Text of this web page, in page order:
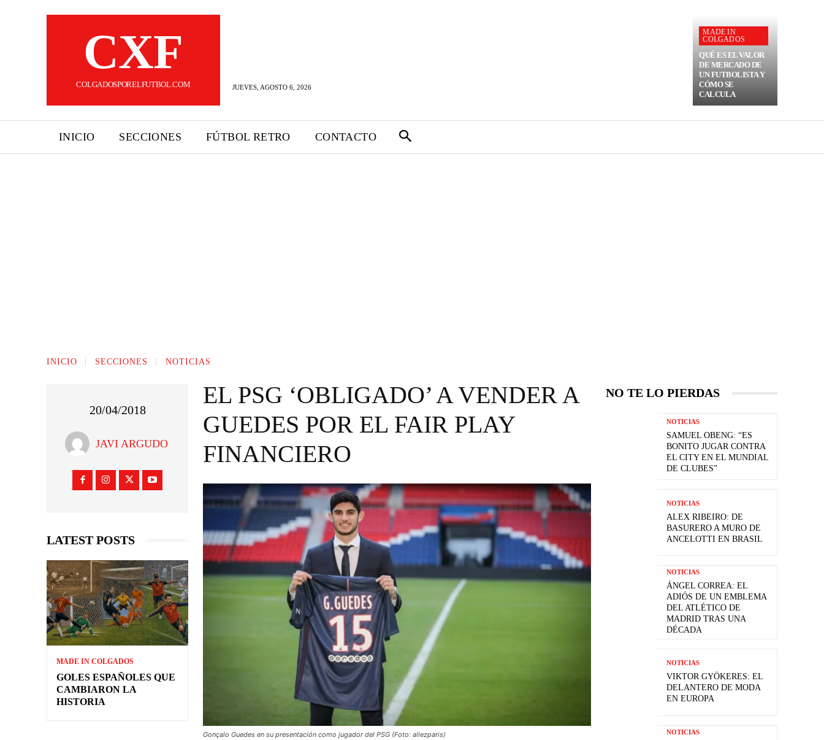
CXF
COLGADOSPORELFUTBOL.COM JUEVES, AGOSTO 6, 2026
MADE IN
COLGADOS
QUÉ ES EL VALOR
DE MERCADO DE
UN FUTBOLISTA Y
CÓMO SE
CALCULA
INICIO SECCIONES FÚTBOL RETRO CONTACTO
INICIO SECCIONES NOTICIAS
20/04/2018
JAVI ARGUDO
LATEST POSTS
MADE IN COLGADOS
GOLES ESPAÑOLES QUE
CAMBIARON LA
HISTORIA
EL PSG ‘OBLIGADO’ A VENDER A
GUEDES POR EL FAIR PLAY
FINANCIERO
Gonçalo Guedes en su presentación como jugador del PSG (Foto: allezparis)
NO TE LO PIERDAS
NOTICIAS
SAMUEL OBENG: “ES
BONITO JUGAR CONTRA
EL CITY EN EL MUNDIAL
DE CLUBES”
NOTICIAS
ALEX RIBEIRO: DE
BASURERO A MURO DE
ANCELOTTI EN BRASIL
NOTICIAS
ÁNGEL CORREA: EL
ADIÓS DE UN EMBLEMA
DEL ATLÉTICO DE
MADRID TRAS UNA
DÉCADA
NOTICIAS
VIKTOR GYÖKERES: EL
DELANTERO DE MODA
EN EUROPA
NOTICIAS